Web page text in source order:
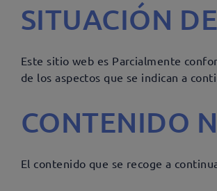
SITUACIÓN
Este sitio web es Parcialmente
de los aspectos que se indican a
CONTENIDO
El contenido que se recoge a